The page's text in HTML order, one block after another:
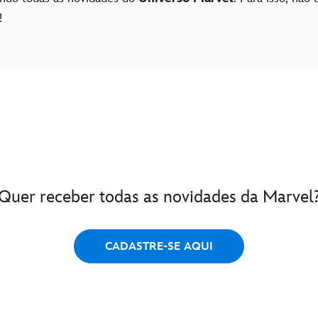
!
receber todas as novidades da
CADASTRE-SE AQUI